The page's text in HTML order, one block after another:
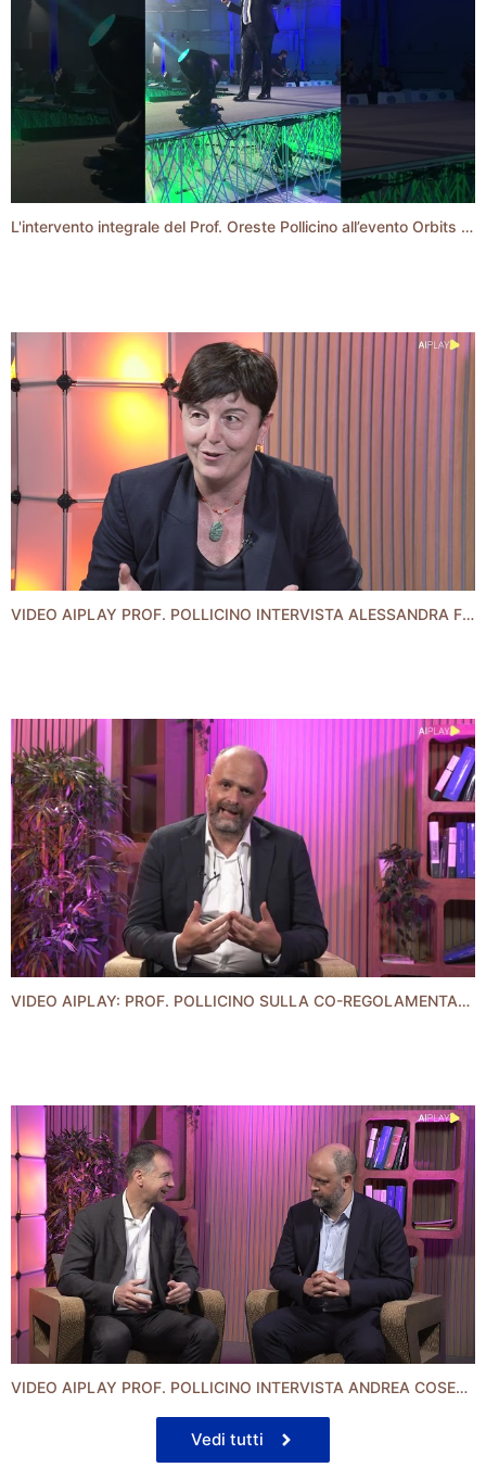
L'intervento integrale del Prof. Oreste Pollicino all’evento Orbits – Dialogues With Intelligence
VIDEO AIPLAY PROF. POLLICINO INTERVISTA ALESSANDRA FIDANZI
VIDEO AIPLAY: PROF. POLLICINO SULLA CO-REGOLAMENTAZIONE: UNA TERZA VIA PER INTELLIGENZA ARTIFICIALE?
VIDEO AIPLAY PROF. POLLICINO INTERVISTA ANDREA COSENTINI
Vedi tutti